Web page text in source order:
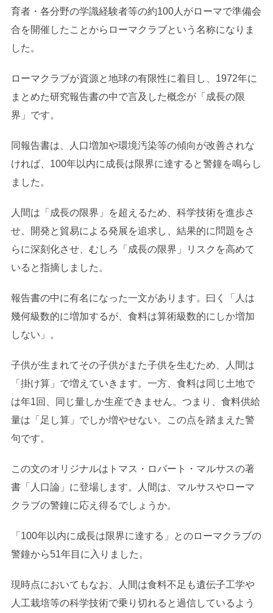
育者・各分野の学識経験者等の約100人がローマで準備会
合を開催したことからローマクラブという名称になりま
した。
ローマクラブが資源と地球の有限性に着目し、1972年に
まとめた研究報告書の中で言及した概念が「成長の限
界」です。
同報告書は、人口増加や環境汚染等の傾向が改善されな
ければ、100年以内に成長は限界に達すると警鐘を鳴らし
ました。
人間は「成長の限界」を超えるため、科学技術を進歩さ
せ、開発と貿易による発展を追求し、結果的に問題をさ
らに深刻化させ、むしろ「成長の限界」リスクを高めて
いると指摘しました。
報告書の中に有名になった一文があります。曰く「人は
幾何級数的に増加するが、食料は算術級数的にしか増加
しない」。
子供が生まれてその子供がまた子供を生むため、人間は
「掛け算」で増えていきます。一方、食料は同じ土地で
は年1回、同じ量しか生産できません。つまり、食料供給
量は「足し算」でしか増やせない。この点を踏まえた警
句です。
この文のオリジナルはトマス・ロバート・マルサスの著
書「人口論」に登場します。人間は、マルサスやローマ
クラブの警鐘に応え得るでしょうか。
「100年以内に成長は限界に達する」とのローマクラブの
警鐘から51年目に入りました。
現時点においてもなお、人間は食料不足も遺伝子工学や
人工栽培等の科学技術で乗り切れると過信しているよう